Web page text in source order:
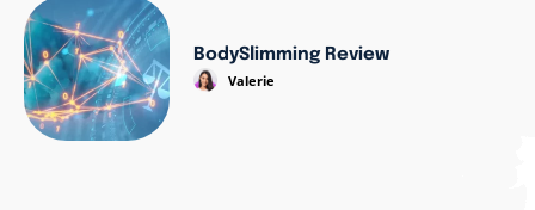
BodySlimming Review
Valerie